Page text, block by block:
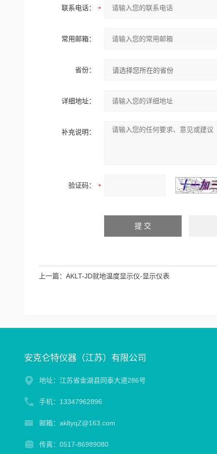
联系电话：
常用邮箱：
省份：
详细地址：
补充说明：
验证码：
上一篇： AKLT-JD就地温度显示仪-显示仪表
安克仑特仪器（江苏）有限公司
地址：江苏省金湖县同泰大道286号
手机：13347962896
邮箱：akltyqZ@163.com
传真：0517-86989080